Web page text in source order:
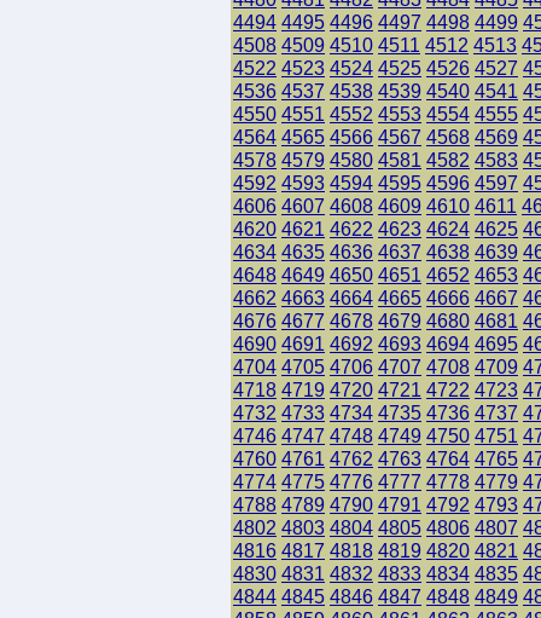
4494 4495 4496 4497 4498 4499
4508 4509 4510 4511 4512 4513
4522 4523 4524 4525 4526 4527
4536 4537 4538 4539 4540 4541
4550 4551 4552 4553 4554 4555
4564 4565 4566 4567 4568 4569
4578 4579 4580 4581 4582 4583
4592 4593 4594 4595 4596 4597
4606 4607 4608 4609 4610 4611
4620 4621 4622 4623 4624 4625
4634 4635 4636 4637 4638 4639
4648 4649 4650 4651 4652 4653
4662 4663 4664 4665 4666 4667
4676 4677 4678 4679 4680 4681
4690 4691 4692 4693 4694 4695
4704 4705 4706 4707 4708 4709
4718 4719 4720 4721 4722 4723
4732 4733 4734 4735 4736 4737
4746 4747 4748 4749 4750 4751
4760 4761 4762 4763 4764 4765
4774 4775 4776 4777 4778 4779
4788 4789 4790 4791 4792 4793
4802 4803 4804 4805 4806 4807
4816 4817 4818 4819 4820 4821
4830 4831 4832 4833 4834 4835
4844 4845 4846 4847 4848 4849